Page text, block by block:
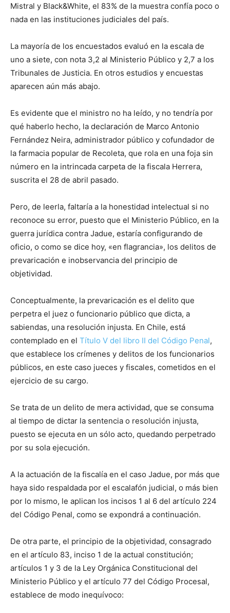
Mistral y Black&White, el 83% de la muestra confía poco o
nada en las instituciones judiciales del país.
La mayoría de los encuestados evaluó en la escala de
uno a siete, con nota 3,2 al Ministerio Público y 2,7 a los
Tribunales de Justicia. En otros estudios y encuestas
aparecen aún más abajo.
Es evidente que el ministro no ha leído, y no tendría por
qué haberlo hecho, la declaración de Marco Antonio
Fernández Neira, administrador público y cofundador de
la farmacia popular de Recoleta, que rola en una foja sin
número en la intrincada carpeta de la fiscala Herrera,
suscrita el 28 de abril pasado.
Pero, de leerla, faltaría a la honestidad intelectual si no
reconoce su error, puesto que el Ministerio Público, en la
guerra jurídica contra Jadue, estaría configurando de
oficio, o como se dice hoy, «en flagrancia», los delitos de
prevaricación e inobservancia del principio de
objetividad.
Conceptualmente, la prevaricación es el delito que
perpetra el juez o funcionario público que dicta, a
sabiendas, una resolución injusta. En Chile, está
contemplado en el Título V del libro II del Código Penal,
que establece los crímenes y delitos de los funcionarios
públicos, en este caso jueces y fiscales, cometidos en el
ejercicio de su cargo.
Se trata de un delito de mera actividad, que se consuma
al tiempo de dictar la sentencia o resolución injusta,
puesto se ejecuta en un sólo acto, quedando perpetrado
por su sola ejecución.
A la actuación de la fiscalía en el caso Jadue, por más que
haya sido respaldada por el escalafón judicial, o más bien
por lo mismo, le aplican los incisos 1 al 6 del artículo 224
del Código Penal, como se expondrá a continuación.
De otra parte, el principio de la objetividad, consagrado
en el artículo 83, inciso 1 de la actual constitución;
artículos 1 y 3 de la Ley Orgánica Constitucional del
Ministerio Público y el artículo 77 del Código Procesal,
establece de modo inequívoco: